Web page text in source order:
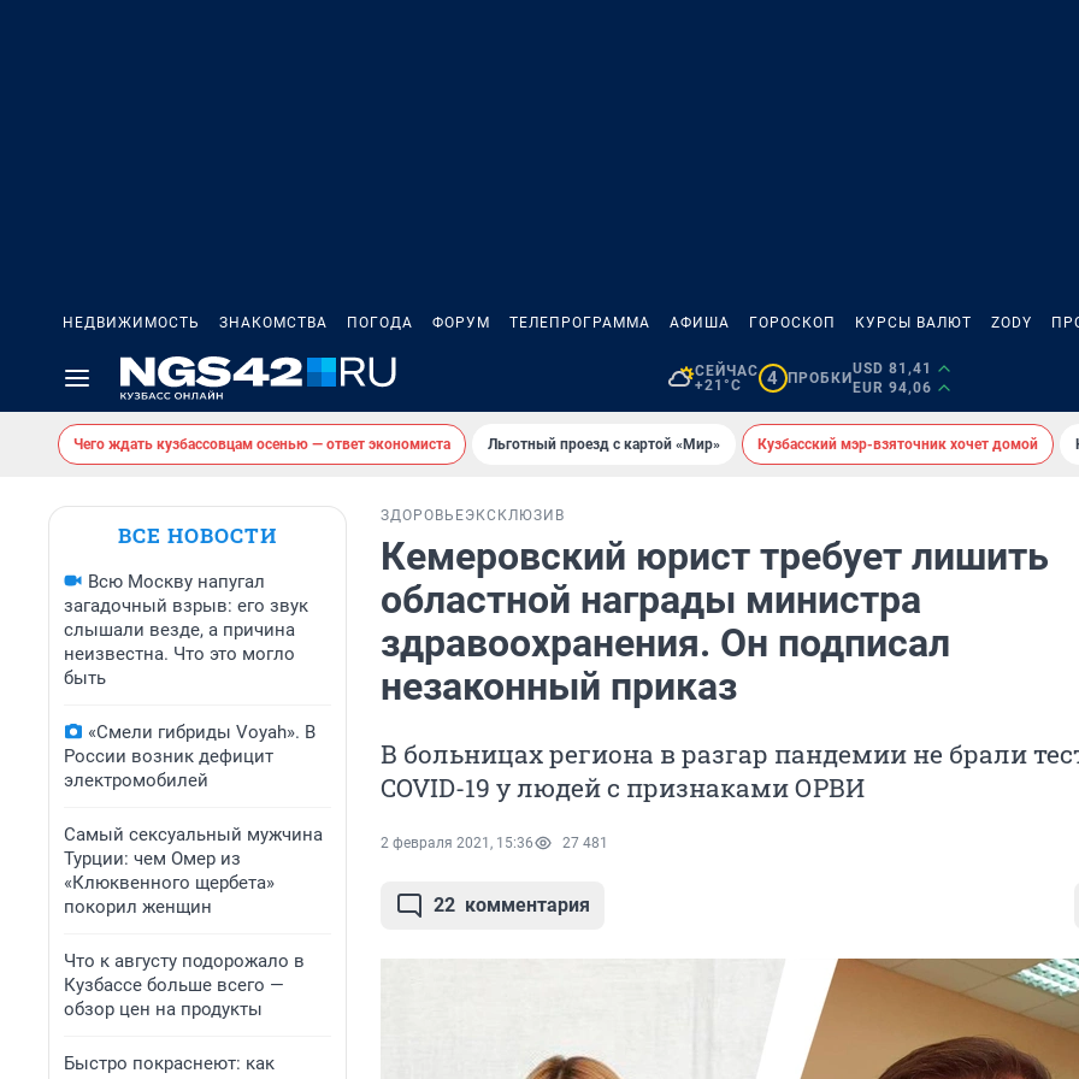
НЕДВИЖИМОСТЬ ЗНАКОМСТВА ПОГОДА ФОРУМ ТЕЛЕПРОГРАММА АФИША ГОРОСКОП КУРСЫ ВАЛЮТ ZODY
СЕЙЧАС
+21°C
4 ПРОБКИ
USD 81,41
EUR 94,06
Чего ждать кузбассовцам осенью — ответ экономиста Льготный проезд с картой «Мир» Кузбасский мэр-взяточник хочет домой
ВСЕ НОВОСТИ
Всю Москву напугал
загадочный взрыв: его звук
слышали везде, а причина
неизвестна. Что это могло
быть
«Смели гибриды Voyah». В
России возник дефицит
электромобилей
Самый сексуальный мужчина
Турции: чем Омер из
«Клюквенного щербета»
покорил женщин
Что к августу подорожало в
Кузбассе больше всего —
обзор цен на продукты
Быстро покраснеют: как
ЗДОРОВЬЕЭКСКЛЮЗИВ
Кемеровский юрист требует лишить
областной награды министра
здравоохранения. Он подписал
незаконный приказ
В больницах региона в разгар пандемии не брали
COVID-19 у людей с признаками ОРВИ
2 февраля 2021, 15:36 27 481
22 комментария